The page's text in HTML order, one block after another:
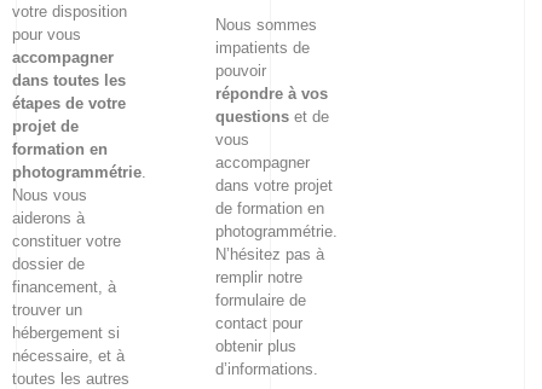
votre disposition
pour vous
accompagner
dans toutes les
étapes de votre
projet de
formation en
photogrammétrie
Nous vous
aiderons à
constituer votre
dossier de
financement, à
trouver un
hébergement si
nécessaire, et à
toutes les autres
Nous sommes
impatients de
pouvoir
répondre à vos
questions et de
vous
accompagner
dans votre projet
de formation en
photogrammétrie.
N’hésitez pas à
remplir notre
formulaire de
contact pour
obtenir plus
d’informations.